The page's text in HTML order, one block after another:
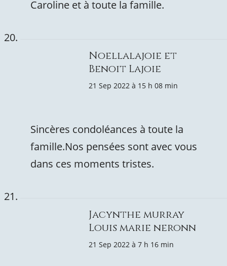
Caroline et à toute la famille.
Noellalajoie et
Benoit Lajoie
21 Sep 2022 à 15 h 08 min
Sincères condoléances à toute la
famille.Nos pensées sont avec vous
dans ces moments tristes.
Jacynthe murray
Louis marie neronn
21 Sep 2022 à 7 h 16 min